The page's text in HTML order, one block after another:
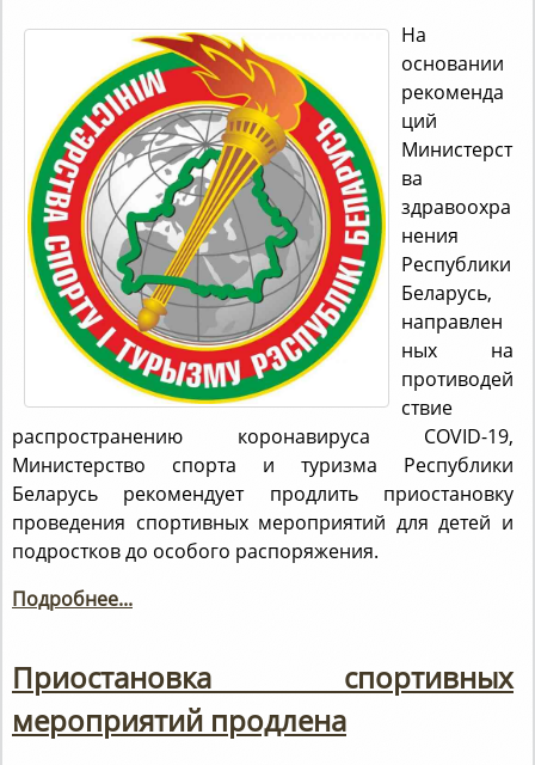
На
основании
рекоменда
ций
Министерст
ва
здравоохра
нения
Республики
Беларусь,
направлен
ных на
противодей
ствие
распространению коронавируса COVID-19,
Министерство спорта и туризма Республики
Беларусь рекомендует продлить приостановку
проведения спортивных мероприятий для детей и
подростков до особого распоряжения.
Подробнее...
Приостановка спортивных
мероприятий продлена